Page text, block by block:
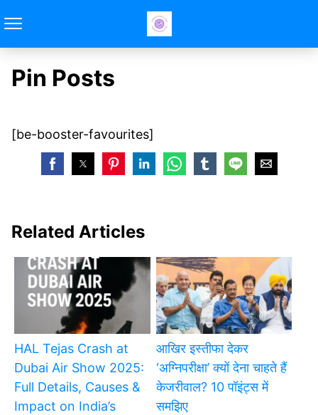
Pin Posts
[be-booster-favourites]
Related Articles
HAL Tejas Crash at
Dubai Air Show 2025:
Full Details, Causes &
Impact on India’s
आखिर इस्तीफा देकर
‘अग्निपरीक्षा’ क्यों देना चाहते हैं
केजरीवाल? 10 पॉइंट्स में
समझिए